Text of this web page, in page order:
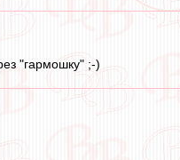
"гармошку" ;-)